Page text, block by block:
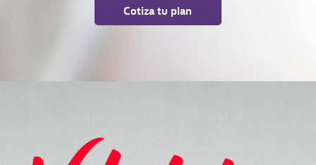
Cotiza tu plan